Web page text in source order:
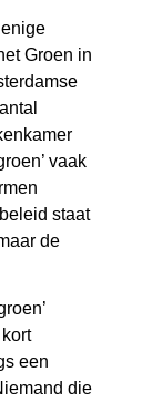
Groen in
vaak
staat
de
een
die